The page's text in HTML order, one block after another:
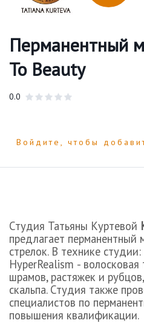
Перманентный
To Beauty
0.0
Войдите, чтобы
Студия Татьяны Куртевой
предлагает перманентный
стрелок. В технике
HyperRealism -
шрамов, растяжек и
скальпа. Студия также
специалистов по
повышения квалификации.